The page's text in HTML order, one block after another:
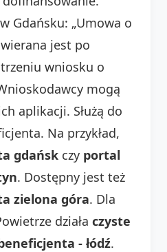
Gdańsku: „Umowa o
jest po
wniosku o
mogą
aplikacji. Służą do
Na przykład,
gdańsk czy portal
. Dostępny jest też
zielona góra. Dla
działa czyste
- łódź.